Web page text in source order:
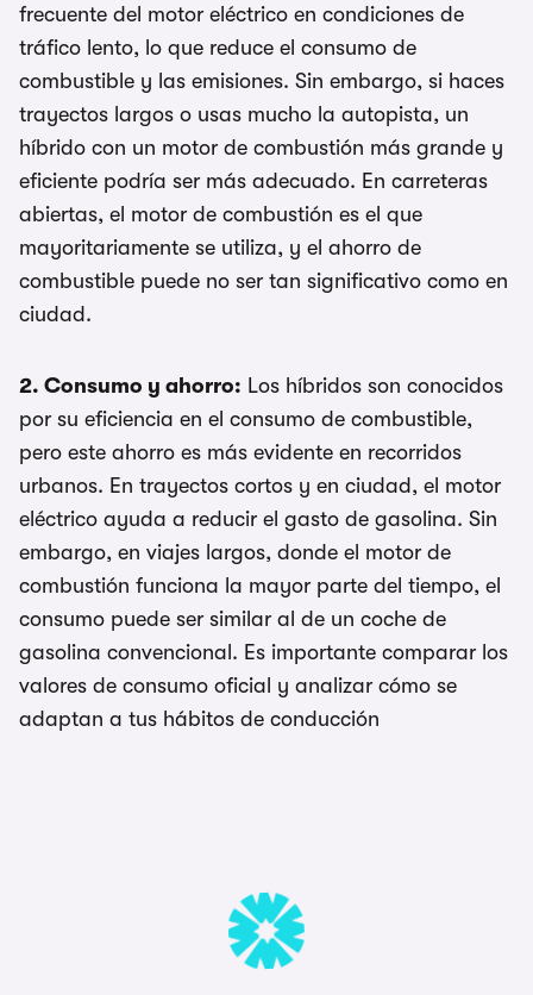
frecuente del motor eléctrico en condiciones de
tráfico lento, lo que reduce el consumo de
combustible y las emisiones. Sin embargo, si haces
trayectos largos o usas mucho la autopista, un
híbrido con un motor de combustión más grande y
eficiente podría ser más adecuado. En carreteras
abiertas, el motor de combustión es el que
mayoritariamente se utiliza, y el ahorro de
combustible puede no ser tan significativo como en
ciudad.
2. Consumo y ahorro: Los híbridos son conocidos
por su eficiencia en el consumo de combustible,
pero este ahorro es más evidente en recorridos
urbanos. En trayectos cortos y en ciudad, el motor
eléctrico ayuda a reducir el gasto de gasolina. Sin
embargo, en viajes largos, donde el motor de
combustión funciona la mayor parte del tiempo, el
consumo puede ser similar al de un coche de
gasolina convencional. Es importante comparar los
valores de consumo oficial y analizar cómo se
adaptan a tus hábitos de conducción